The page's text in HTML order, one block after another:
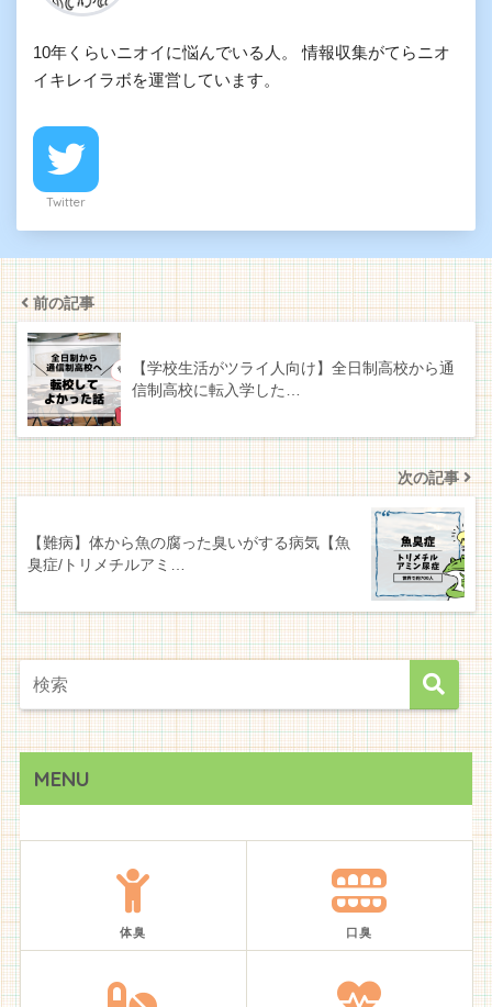
10年くらいニオイに悩んでいる人。 情報収集がてらニオ
イキレイラボを運営しています。
Twitter
前の記事
【学校生活がツライ人向け】全日制高校から通
信制高校に転入学した…
次の記事
【難病】体から魚の腐った臭いがする病気【魚
臭症/トリメチルアミ…
MENU
体臭 口臭